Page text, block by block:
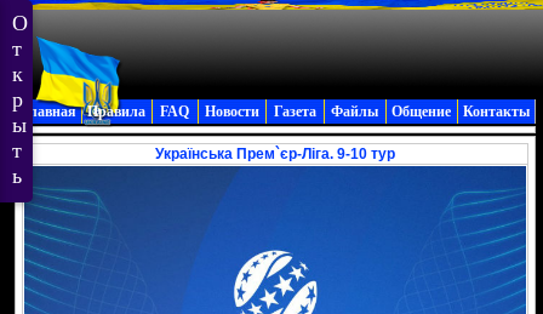
Главная Правила FAQ Новости Газета Файлы Общение Контакты
Українська Прем`єр-Ліга. 9-10 тур